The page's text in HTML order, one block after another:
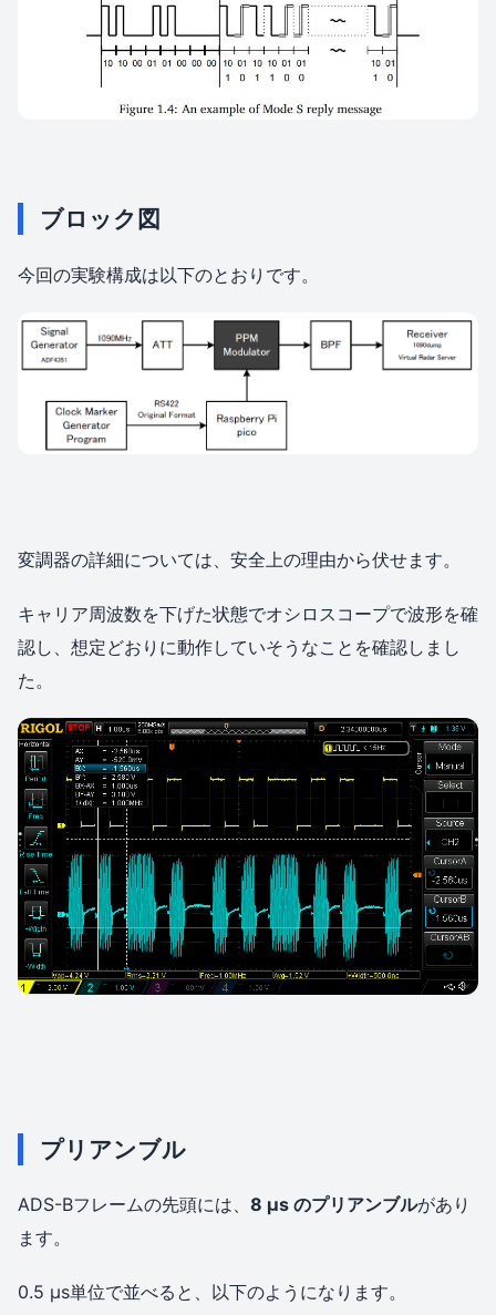
ブロック図
今回の実験構成は以下のとおりです。
変調器の詳細については、安全上の理由から伏せます。
キャリア周波数を下げた状態でオシロスコープで波形を確
認し、想定どおりに動作していそうなことを確認しまし
た。
プリアンブル
ADS-Bフレームの先頭には、 8 µs のプリアンブルがあり
ます。
0.5 µs単位で並べると、以下のようになります。